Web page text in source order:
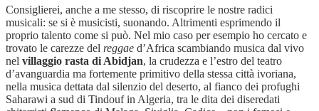
Consiglierei, anche a me stesso, di riscoprire le nostre radici
musicali: se si è musicisti, suonando. Altrimenti esprimendo il
proprio talento come si può. Nel mio caso per esempio ho cercato e
trovato le carezze del reggae d’Africa scambiando musica dal vivo
nel villaggio rasta di Abidjan, la crudezza e l’estro del teatro
d’avanguardia ma fortemente primitivo della stessa città ivoriana,
nella musica dettata dal silenzio del deserto, al fianco dei profughi
Saharawi a sud di Tindouf in Algeria, tra le dita dei diseredati